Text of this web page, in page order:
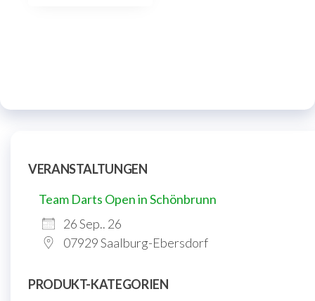
VERANSTALTUNGEN
Team Darts Open in Schönbrunn
26 Sep.. 26
07929 Saalburg-Ebersdorf
PRODUKT-KATEGORIEN